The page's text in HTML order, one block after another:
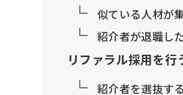
似ている人材が
紹介者が退職し
リファラル採用を行
紹介者を選抜する